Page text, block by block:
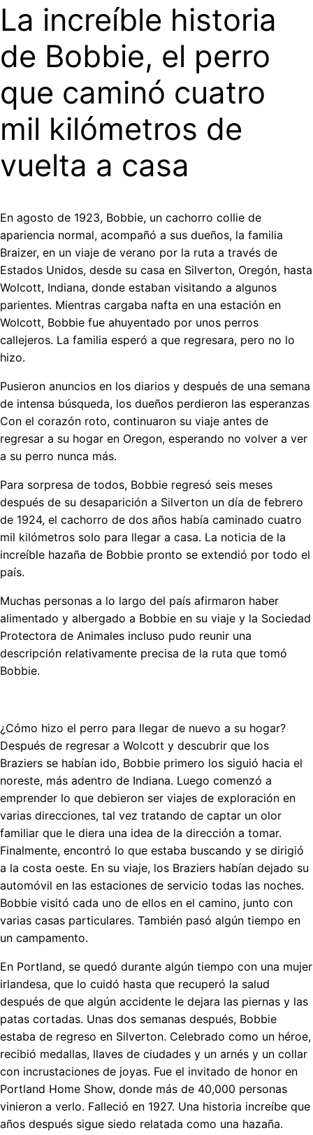
La increíble historia
de Bobbie, el perro
que caminó cuatro
mil kilómetros de
vuelta a casa
En agosto de 1923, Bobbie, un cachorro collie de
apariencia normal, acompañó a sus dueños, la familia
Braizer, en un viaje de verano por la ruta a través de
Estados Unidos, desde su casa en Silverton, Oregón, hasta
Wolcott, Indiana, donde estaban visitando a algunos
parientes. Mientras cargaba nafta en una estación en
Wolcott, Bobbie fue ahuyentado por unos perros
callejeros. La familia esperó a que regresara, pero no lo
hizo.
Pusieron anuncios en los diarios y después de una semana
de intensa búsqueda, los dueños perdieron las esperanzas
Con el corazón roto, continuaron su viaje antes de
regresar a su hogar en Oregon, esperando no volver a ver
a su perro nunca más.
Para sorpresa de todos, Bobbie regresó seis meses
después de su desaparición a Silverton un día de febrero
de 1924, el cachorro de dos años había caminado cuatro
mil kilómetros solo para llegar a casa. La noticia de la
increíble hazaña de Bobbie pronto se extendió por todo el
país.
Muchas personas a lo largo del país afirmaron haber
alimentado y albergado a Bobbie en su viaje y la Sociedad
Protectora de Animales incluso pudo reunir una
descripción relativamente precisa de la ruta que tomó
Bobbie.
¿Cómo hizo el perro para llegar de nuevo a su hogar?
Después de regresar a Wolcott y descubrir que los
Braziers se habían ido, Bobbie primero los siguió hacia el
noreste, más adentro de Indiana. Luego comenzó a
emprender lo que debieron ser viajes de exploración en
varias direcciones, tal vez tratando de captar un olor
familiar que le diera una idea de la dirección a tomar.
Finalmente, encontró lo que estaba buscando y se dirigió
a la costa oeste. En su viaje, los Braziers habían dejado su
automóvil en las estaciones de servicio todas las noches.
Bobbie visitó cada uno de ellos en el camino, junto con
varias casas particulares. También pasó algún tiempo en
un campamento.
En Portland, se quedó durante algún tiempo con una mujer
irlandesa, que lo cuidó hasta que recuperó la salud
después de que algún accidente le dejara las piernas y las
patas cortadas. Unas dos semanas después, Bobbie
estaba de regreso en Silverton. Celebrado como un héroe,
recibió medallas, llaves de ciudades y un arnés y un collar
con incrustaciones de joyas. Fue el invitado de honor en
Portland Home Show, donde más de 40,000 personas
vinieron a verlo. Falleció en 1927. Una historia increíbe que
años después sigue siedo relatada como una hazaña.